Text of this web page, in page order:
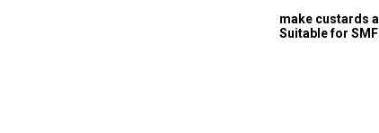
make custards
Suitable for